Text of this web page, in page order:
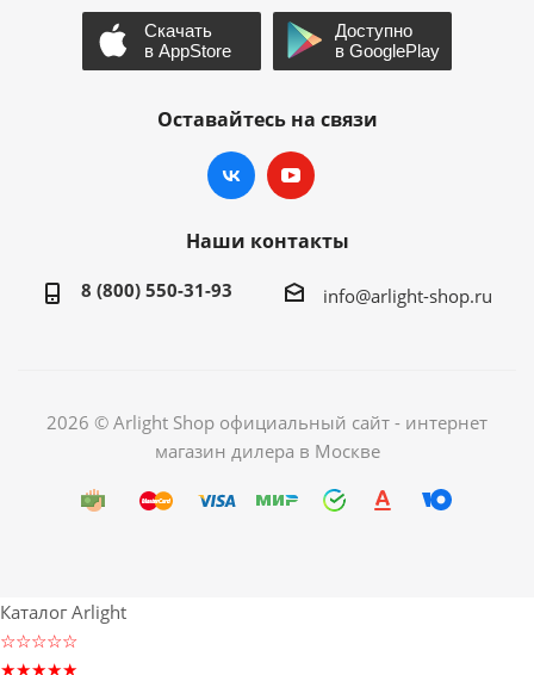
Оставайтесь на связи
Наши контакты
8 (800) 550-31-93 info@arlight-shop.ru
2026 © Arlight Shop официальный сайт - интернет
магазин дилера в Москве
Каталог Arlight
☆☆☆☆☆
★★★★★